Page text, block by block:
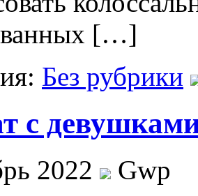
[…]
Без рубрики
с
2022
Gwp